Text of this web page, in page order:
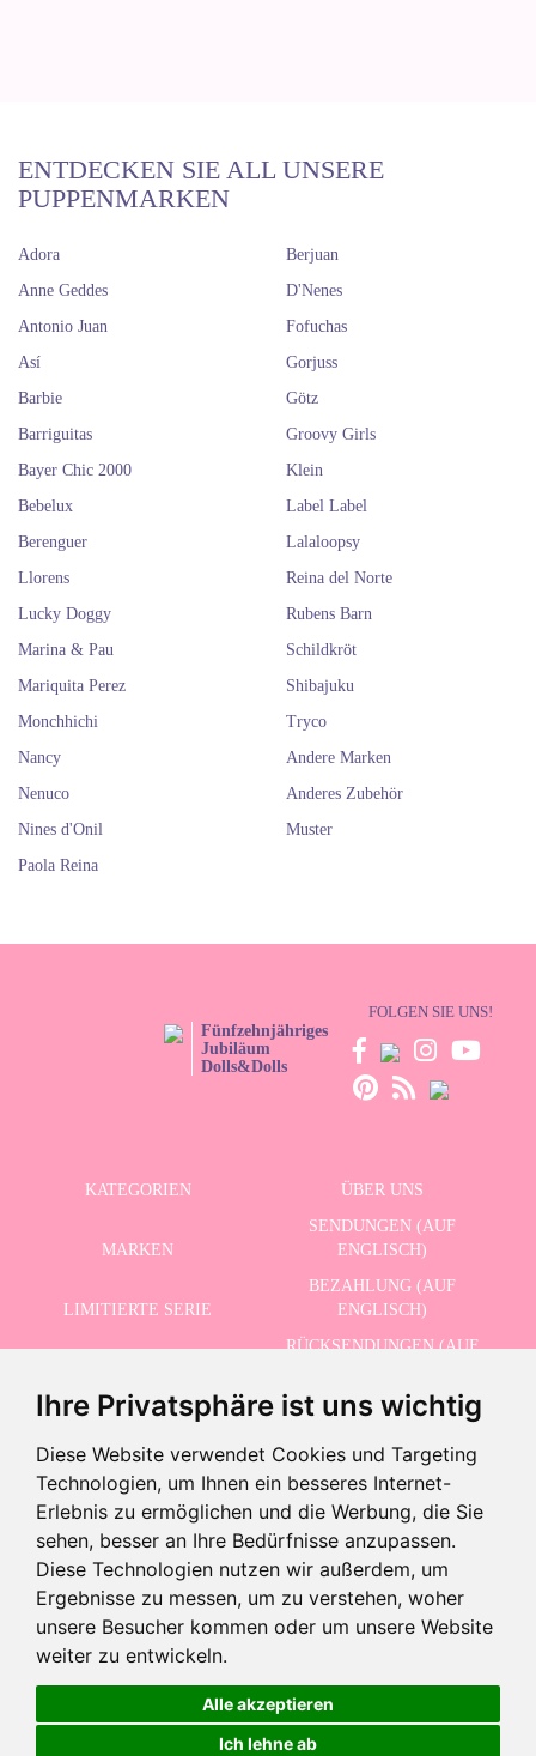
Ihre Privatsphäre ist uns wichtig
Diese Website verwendet Cookies und Targeting
Technologien, um Ihnen ein besseres Internet-
Erlebnis zu ermöglichen und die Werbung, die Sie
sehen, besser an Ihre Bedürfnisse anzupassen.
Diese Technologien nutzen wir außerdem, um
Ergebnisse zu messen, um zu verstehen, woher
unsere Besucher kommen oder um unsere Website
weiter zu entwickeln.
Alle akzeptieren
Ich lehne ab
-10% · Gültig bis zum 31.08.2026
15,95 €
14,35 € +
-
In den Warenkorb
ENTDECKEN SIE ALL UNSERE
PUPPENMARKEN
Adora
Anne Geddes
Antonio Juan
Así
Barbie
Barriguitas
Bayer Chic 2000
Bebelux
Berenguer
Berjuan
D'Nenes
Fofuchas
Gorjuss
Götz
Groovy Girls
Klein
Label Label
Lalaloopsy
Llorens
Lucky Doggy
Marina & Pau
Mariquita Perez
Monchhichi
Nancy
Nenuco
Nines d'Onil
Paola Reina
Reina del Norte
Rubens Barn
Schildkröt
Shibajuku
Tryco
Andere Marken
Anderes Zubehör
Muster
Fünfzehnjähriges
Jubiläum
Dolls&Dolls
FOLGEN SIE UNS!
KATEGORIEN ÜBER UNS
MARKEN
SENDUNGEN (AUF
ENGLISCH)
LIMITIERTE SERIE
BEZAHLUNG (AUF
ENGLISCH)
RÜCKSENDUNGEN (AUF
SCHLUSSVERKAUF
KONTAKT
ERHALTEN SIE UNSERE NEUESTEN NACHRICHTEN AUF ENGLISCH
Ich akzeptiere die Datenschutzbestimmungen
©2026 Dolls And Dolls. Alle Rechte vorbehalten. Rechtliche Hinweise (auf Englisch)
Cookies-Richtlinie (auf Englisch)